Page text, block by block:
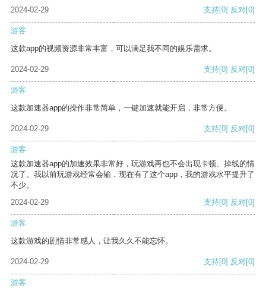
2024-02-29 支持[0] 反对[0]
游客
这款app的视频资源非常丰富，可以满足我不同的娱乐需求。
2024-02-29 支持[0] 反对[0]
游客
这款加速器app的操作非常简单，一键加速就能开启，非常方便。
2024-02-29 支持[0] 反对[0]
游客
这款加速器app的加速效果非常好，玩游戏再也不会出现卡顿、掉线的情
况了。我以前玩游戏经常会输，现在有了这个app，我的游戏水平提升了
不少。
2024-02-29
支持[0] 反对[0]
游客
这款游戏的剧情非常感人，让我久久不能忘怀。
2024-02-29 支持[0] 反对[0]
游客